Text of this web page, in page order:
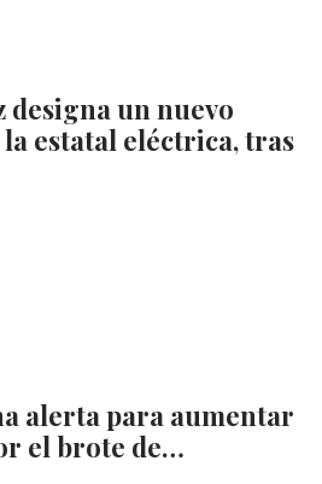
designa un nuevo
estatal eléctrica, tras
alerta para aumentar
el brote de…